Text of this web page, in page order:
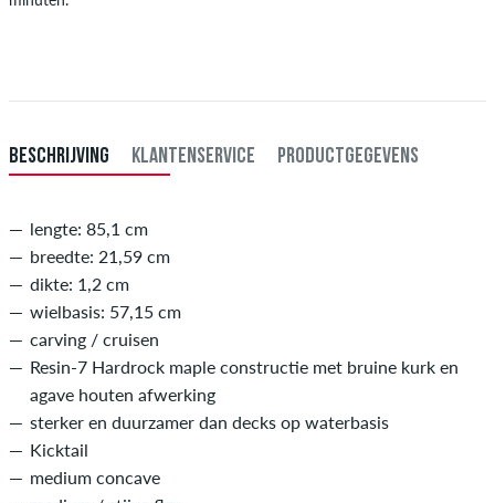
BESCHRIJVING KLANTENSERVICE PRODUCTGEGEVENS
lengte: 85,1 cm
breedte: 21,59 cm
dikte: 1,2 cm
wielbasis: 57,15 cm
carving / cruisen
Resin-7 Hardrock maple constructie met bruine kurk en
agave houten afwerking
sterker en duurzamer dan decks op waterbasis
Kicktail
medium concave